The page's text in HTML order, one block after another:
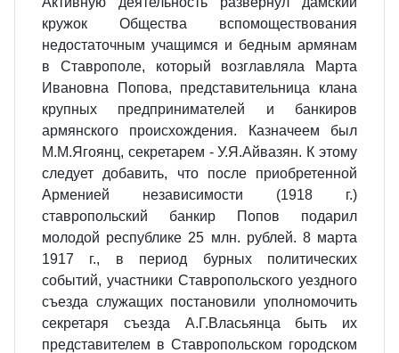
кружок Общества вспомоществования
недостаточным учащимся и бедным армянам
в Ставрополе, который возглавляла Марта
Ивановна Попова, представительница клана
крупных предпринимателей и банкиров
армянского происхождения. Казначеем был
М.М.Ягоянц, сек­ретарем - У.Я.Айвазян. К этому
следует добавить, что после приобретенной
Арменией независимости (1918 г.)
ставропольский банкир Попов подарил
молодой республике 25 млн. рублей. 8 марта
1917 г., в период бурных политических
событий, участники Ставропольского уездного
съезда служащих постано­вили уполномочить
секретаря съезда А.Г.Власьянца быть их
представителем в Ставропольском городском